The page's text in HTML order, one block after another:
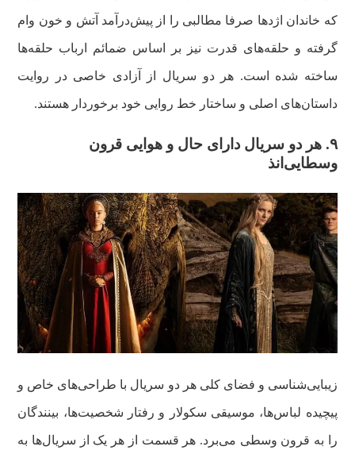
که خاندان‌ اژدها صرفا مطالبی را از پیش‌درآمد آتش و خون وام
گرفته و حلقه‌های قدرت نیز بر اساس ضمائم ارباب حلقه‌ها
ساخته شده است. هر دو سریال از آزادی خاصی در روایت
داستان‌های اصلی و ساختار خط روایی خود برخوردار هستند.
۹. هر دو سریال دارای حال و هوایی قرون
وسطایی‌انذ
زیبایی‌شناسی و فضای کلی هر دو سریال با طراحی‌های خاص و
پیچیده لباس‌ها، موسیقی سکولار و رفتار شخصیت‌ها، بینندگان
را به قرون وسطی می‌برد. هر قسمت از هر یک از سریال‌ها به